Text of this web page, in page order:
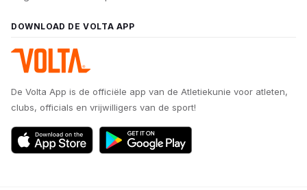
DOWNLOAD DE VOLTA APP
De Volta App is de officiële app van de Atletiekunie voor atleten,
clubs, officials en vrijwilligers van de sport!